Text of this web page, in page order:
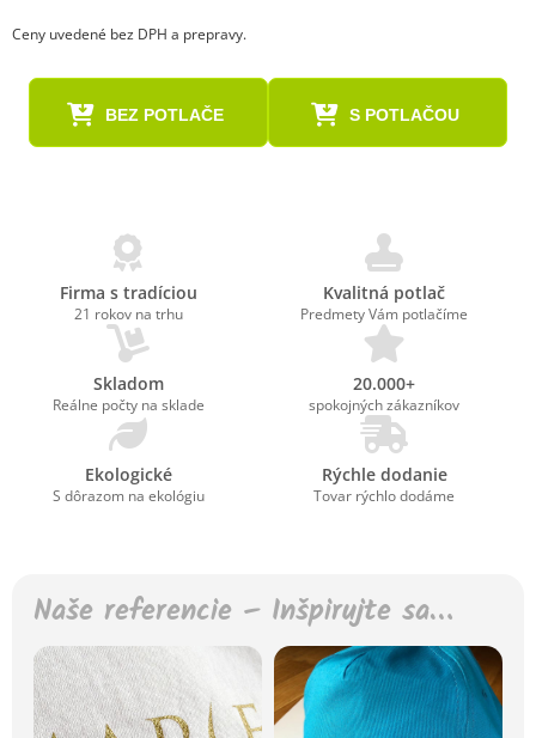
Ceny uvedené bez DPH a prepravy.
BEZ POTLAČE S POTLAČOU
Firma s tradíciou
21 rokov na trhu
Kvalitná potlač
Predmety Vám potlačíme
Skladom
Reálne počty na sklade
20.000+
spokojných zákazníkov
Ekologické
S dôrazom na ekológiu
Rýchle dodanie
Tovar rýchlo dodáme
Naše referencie – Inšpirujte sa…